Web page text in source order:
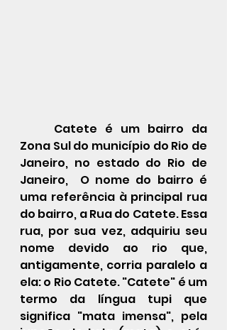
Catete é um bairro
Zona Sul do município do Rio de
Janeiro, no estado do Rio de
Janeiro,  O nome do bairro é
uma referência à principal rua
do bairro, a Rua do Catete. Essa
rua, por sua vez, adquiriu seu
nome devido ao rio que,
antigamente, corria paralelo a
ela: o Rio Catete. "Catete" é um
termo da língua tupi que
significa "mata imensa", pela